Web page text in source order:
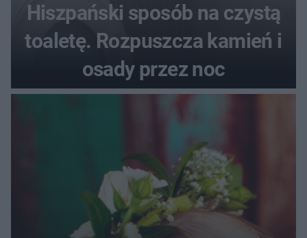
Hiszpański sposób na czystą
toaletę. Rozpuszcza kamień i
osady przez noc